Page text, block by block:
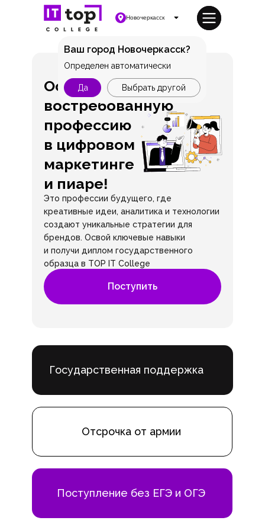
Новочеркасск
Ваш город Новочеркасск?
Да Выбрать другой
Определен автоматически
Это профессии будущего, где
креативные идеи, аналитика и технологии
создают уникальные стратегии для
брендов. Освой ключевые навыки
и получи диплом государственного
образца в TOP IT College
Освой
востребованную
профессию
в цифровом
маркетинге
и пиаре!
Поступить
Отсрочка от армии
Государственная поддержка
Поступление без ЕГЭ и ОГЭ